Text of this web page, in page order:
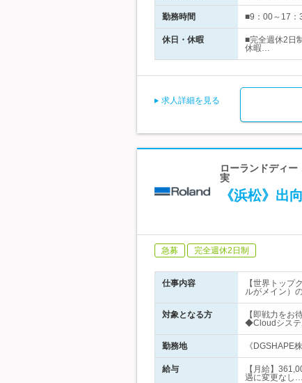
勤務時間 ■9：00～17：
休日・休暇
■完全週休2日
休暇…
求人詳細を見る
ローランドディ
実
《浜松》出
急募 完全週休2日制
仕事内容
【世界トッ
ルがメイン）
対象となる方
【即戦力をお
◆Cloudシステ
勤務地 《DGSHAPE
給与
【月給】
遇に変更なし…